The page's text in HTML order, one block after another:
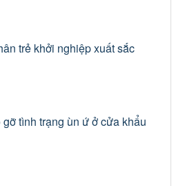
trẻ khởi nghiệp xuất sắc
tình trạng ùn ứ ở cửa khẩu